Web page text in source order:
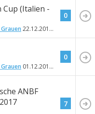
Cup (Italien -
22.12.2017
0
01.12.2017
0
ANBF
7